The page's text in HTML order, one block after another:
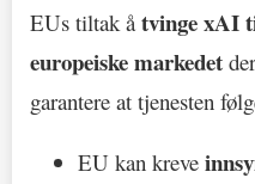
EUs tiltak åtvinge xAI
europeiske markedet
garantere at tjenesten
EU kan kreve